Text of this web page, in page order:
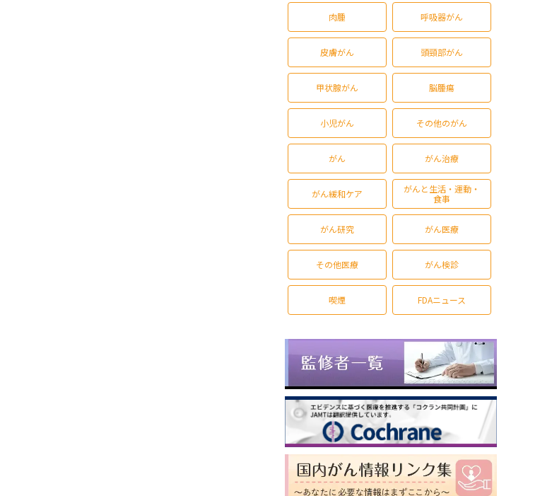
肉腫 呼吸器がん
皮膚がん 頭頸部がん
甲状腺がん 脳腫瘍
小児がん その他のがん
がん がん治療
がん緩和ケア
がんと生活・運動・
食事
がん研究 がん医療
その他医療 がん検診
喫煙 FDAニュース